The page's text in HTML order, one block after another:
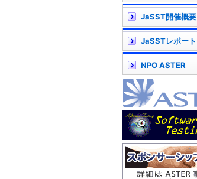
JaSST開催概要
JaSSTレポート
NPO ASTER